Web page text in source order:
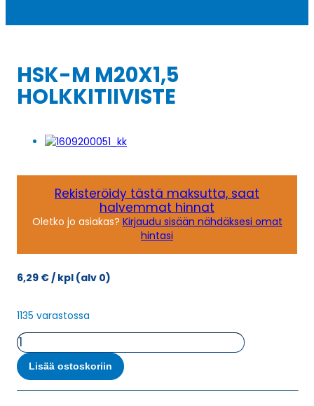
HSK-M M20X1,5
HOLKKITIIVISTE
Rekisteröidy tästä maksutta, saat
halvemmat hinnat
Oletko jo asiakas? Kirjaudu sisään nähdäksesi omat
hintasi
6,29 €/ kpl (alv 0)
1135 varastossa
HSK-
M
M20X1,5
HOLKKITIIVISTE
määrä
Lisää ostoskoriin